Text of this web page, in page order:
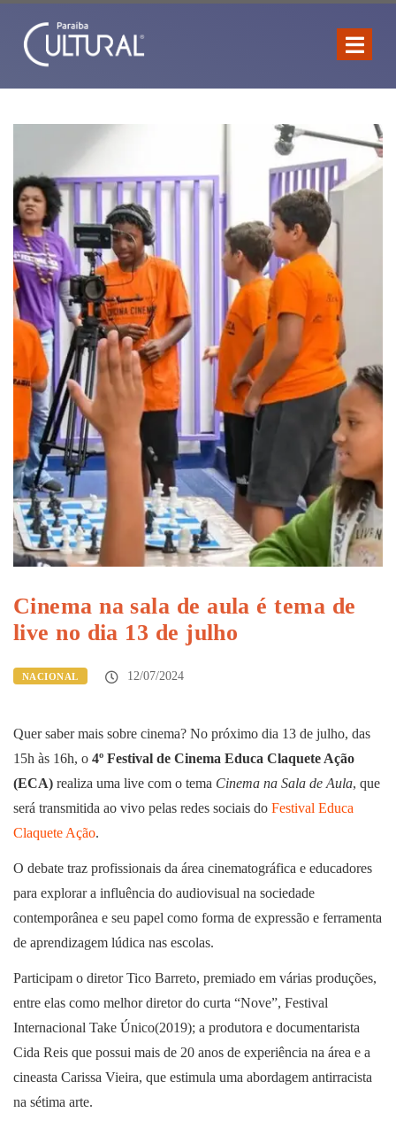
Cinema na sala de aula é tema de
live no dia 13 de julho
NACIONAL 12/07/2024
Quer saber mais sobre cinema? No próximo dia 13 de julho, das
15h às 16h, o 4º Festival de Cinema Educa Claquete Ação
(ECA) realiza uma live com o tema Cinema na Sala de Aula, que
será transmitida ao vivo pelas redes sociais do Festival Educa
Claquete Ação.
O debate traz profissionais da área cinematográfica e educadores
para explorar a influência do audiovisual na sociedade
contemporânea e seu papel como forma de expressão e ferramenta
de aprendizagem lúdica nas escolas.
Participam o diretor Tico Barreto, premiado em várias produções,
entre elas como melhor diretor do curta “Nove”, Festival
Internacional Take Único(2019); a produtora e documentarista
Cida Reis que possui mais de 20 anos de experiência na área e a
cineasta Carissa Vieira, que estimula uma abordagem antirracista
na sétima arte.